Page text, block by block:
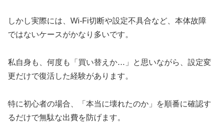
しかし実際には、Wi-Fi切断や設定不具合など、本体故障
ではないケースがかなり多いです。
私自身も、何度も「買い替えか…」と思いながら、設定変
更だけで復活した経験があります。
特に初心者の場合、「本当に壊れたのか」を順番に確認す
るだけで無駄な出費を防げます。